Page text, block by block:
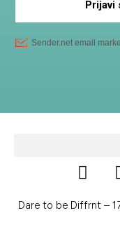
Dare to be Diffrnt –